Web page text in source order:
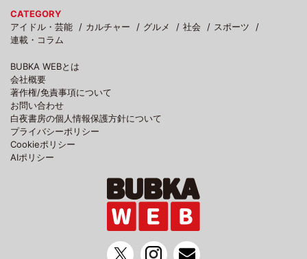
CATEGORY
アイドル・芸能
カルチャー グルメ 社会
スポーツ
連載・コラム
BUBKA WEBとは
会社概要
著作権/免責事項について
お問い合わせ
白夜書房の個人情報保護方針について
プライバシーポリシー
Cookieポリシー
AIポリシー